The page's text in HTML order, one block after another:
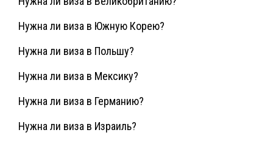
Нужна ли виза в Южную Корею?
Нужна ли виза в Польшу?
Нужна ли виза в Мексику?
Нужна ли виза в Германию?
Нужна ли виза в Израиль?